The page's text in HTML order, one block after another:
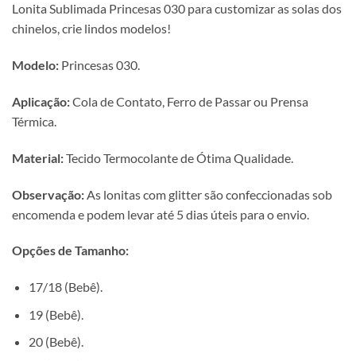
Lonita Sublimada Princesas 030 para customizar as solas dos
chinelos, crie lindos modelos!
Modelo: Princesas 030.
Aplicação:Cola de Contato, Ferro de Passar ou Prensa
Térmica.
Material:Tecido Termocolante de Ótima Qualidade.
Observação: As lonitas com glitter são confeccionadas sob
encomenda e podem levar até 5 dias úteis para o envio.
Opções de Tamanho:
17/18 (Bebê).
19 (Bebê).
20 (Bebê).